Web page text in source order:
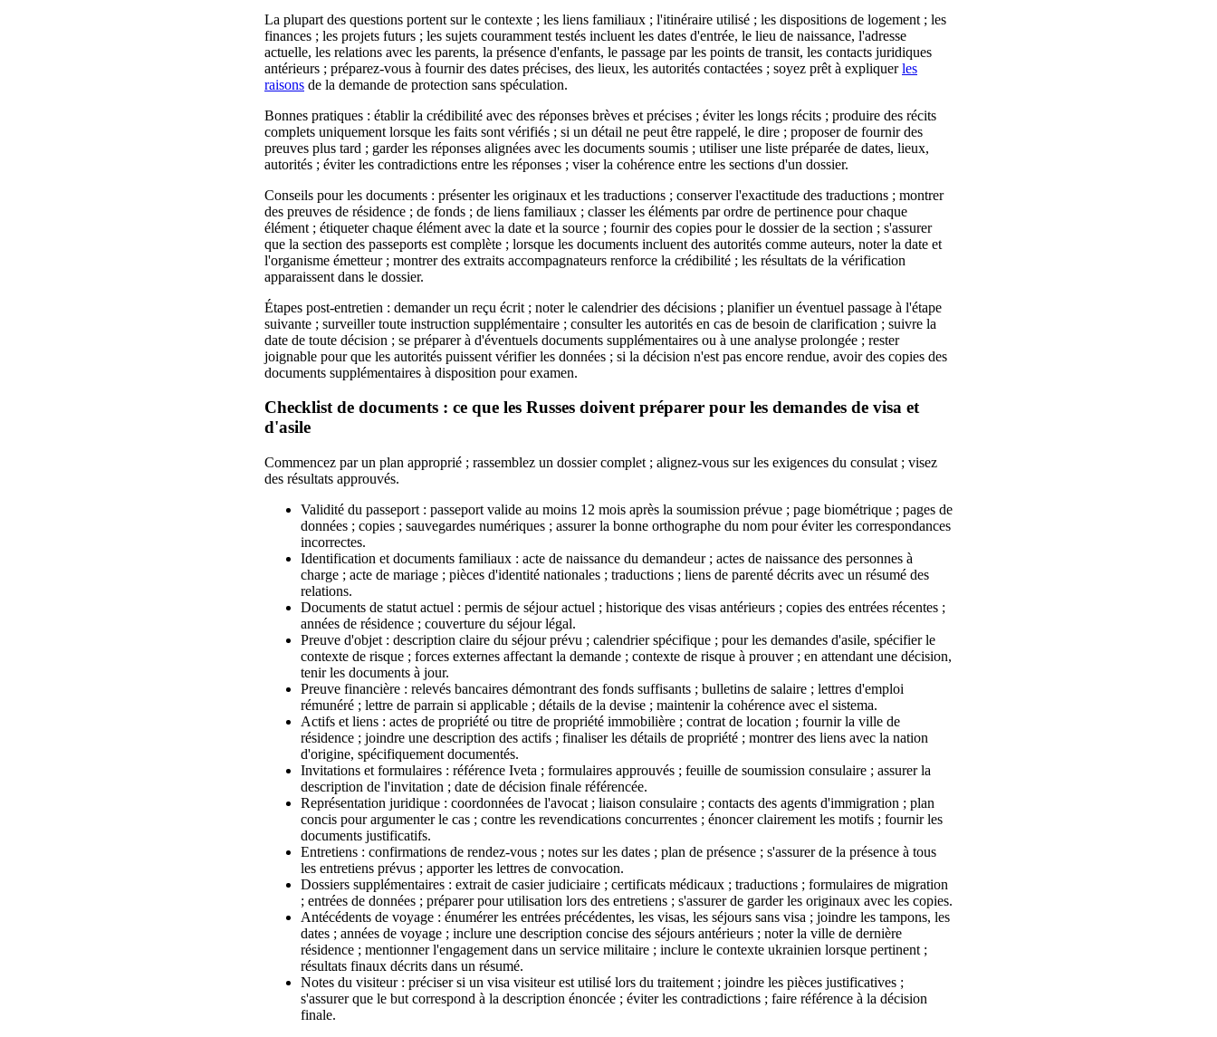
La plupart des questions portent sur le contexte ; les liens familiaux ; l'itinéraire utilisé ; les dispositions de logement ; les
finances ; les projets futurs ; les sujets couramment testés incluent les dates d'entrée, le lieu de naissance, l'adresse
actuelle, les relations avec les parents, la présence d'enfants, le passage par les points de transit, les contacts juridiques
antérieurs ; préparez-vous à fournir des dates précises, des lieux, les autorités contactées ; soyez prêt à expliquerles
raisons de la demande de protection sans spéculation.
Bonnes pratiques : établir la crédibilité avec des réponses brèves et précises ; éviter les longs récits ; produire des récits
complets uniquement lorsque les faits sont vérifiés ; si un détail ne peut être rappelé, le dire ; proposer de fournir des
preuves plus tard ; garder les réponses alignées avec les documents soumis ; utiliser une liste préparée de dates, lieux,
autorités ; éviter les contradictions entre les réponses ; viser la cohérence entre les sections d'un dossier.
Conseils pour les documents : présenter les originaux et les traductions ; conserver l'exactitude des traductions ; montrer
des preuves de résidence ; de fonds ; de liens familiaux ; classer les éléments par ordre de pertinence pour chaque
élément ; étiqueter chaque élément avec la date et la source ; fournir des copies pour le dossier de la section ; s'assurer
que la section des passeports est complète ; lorsque les documents incluent des autorités comme auteurs, noter la date et
l'organisme émetteur ; montrer des extraits accompagnateurs renforce la crédibilité ; les résultats de la vérification
apparaissent dans le dossier.
Étapes post-entretien : demander un reçu écrit ; noter le calendrier des décisions ; planifier un éventuel passage à l'étape
suivante ; surveiller toute instruction supplémentaire ; consulter les autorités en cas de besoin de clarification ; suivre la
date de toute décision ; se préparer à d'éventuels documents supplémentaires ou à une analyse prolongée ; rester
joignable pour que les autorités puissent vérifier les données ; si la décision n'est pas encore rendue, avoir des copies des
documents supplémentaires à disposition pour examen.
Checklist de documents : ce que les Russes doivent préparer pour les demandes de visa et
d'asile
Commencez par un plan approprié ; rassemblez un dossier complet ; alignez-vous sur les exigences du consulat ; visez
des résultats approuvés.
Validité du passeport : passeport valide au moins 12 mois après la soumission prévue ; page biométrique ; pages de
données ; copies ; sauvegardes numériques ; assurer la bonne orthographe du nom pour éviter les correspondances
incorrectes.
Identification et documents familiaux : acte de naissance du demandeur ; actes de naissance des personnes à
charge ; acte de mariage ; pièces d'identité nationales ; traductions ; liens de parenté décrits avec un résumé des
relations.
Documents de statut actuel : permis de séjour actuel ; historique des visas antérieurs ; copies des entrées récentes ;
années de résidence ; couverture du séjour légal.
Preuve d'objet : description claire du séjour prévu ; calendrier spécifique ; pour les demandes d'asile, spécifier le
contexte de risque ; forces externes affectant la demande ; contexte de risque à prouver ; en attendant une décision,
tenir les documents à jour.
Preuve financière : relevés bancaires démontrant des fonds suffisants ; bulletins de salaire ; lettres d'emploi
rémunéré ; lettre de parrain si applicable ; détails de la devise ; maintenir la cohérence avec el sistema.
Actifs et liens : actes de propriété ou titre de propriété immobilière ; contrat de location ; fournir la ville de
résidence ; joindre une description des actifs ; finaliser les détails de propriété ; montrer des liens avec la nation
d'origine, spécifiquement documentés.
Invitations et formulaires : référence Iveta ; formulaires approuvés ; feuille de soumission consulaire ; assurer la
description de l'invitation ; date de décision finale référencée.
Représentation juridique : coordonnées de l'avocat ; liaison consulaire ; contacts des agents d'immigration ; plan
concis pour argumenter le cas ; contre les revendications concurrentes ; énoncer clairement les motifs ; fournir les
documents justificatifs.
Entretiens : confirmations de rendez-vous ; notes sur les dates ; plan de présence ; s'assurer de la présence à tous
les entretiens prévus ; apporter les lettres de convocation.
Dossiers supplémentaires : extrait de casier judiciaire ; certificats médicaux ; traductions ; formulaires de migration
; entrées de données ; préparer pour utilisation lors des entretiens ; s'assurer de garder les originaux avec les copies.
Antécédents de voyage : énumérer les entrées précédentes, les visas, les séjours sans visa ; joindre les tampons, les
dates ; années de voyage ; inclure une description concise des séjours antérieurs ; noter la ville de dernière
résidence ; mentionner l'engagement dans un service militaire ; inclure le contexte ukrainien lorsque pertinent ;
résultats finaux décrits dans un résumé.
Notes du visiteur : préciser si un visa visiteur est utilisé lors du traitement ; joindre les pièces justificatives ;
s'assurer que le but correspond à la description énoncée ; éviter les contradictions ; faire référence à la décision
finale.